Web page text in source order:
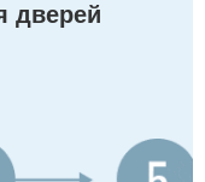
дверей